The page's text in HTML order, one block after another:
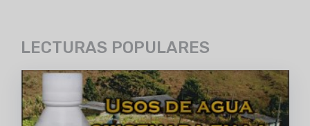
LECTURAS POPULARES